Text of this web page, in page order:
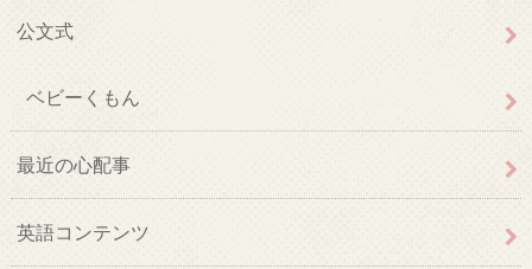
公文式
ベビーくもん
最近の心配事
英語コンテンツ